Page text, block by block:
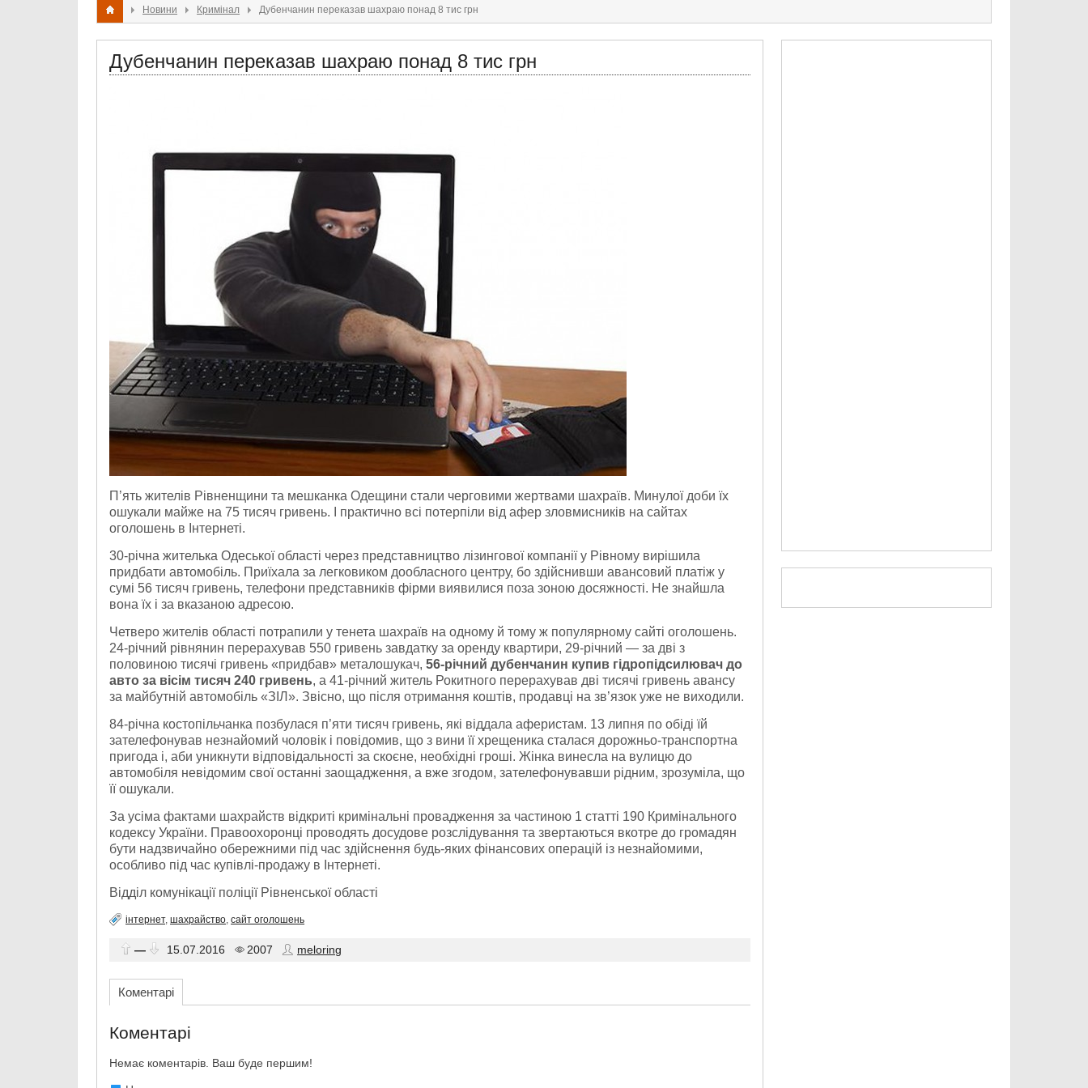
Новини Кримінал Дубенчанин переказав шахраю понад 8 тис грн
Дубенчанин переказав шахраю понад 8 тис грн
П’ять жителів Рівненщини та мешканка Одещини стали черговими жертвами шахраїв. Минулої доби їх
ошукали майже на 75 тисяч гривень. І практично всі потерпіли від аферзловмисників на сайтах
оголошень в Інтернеті.
30-річна жителька Одеської області через представництво лізингової компанії у Рівному вирішила
придбати автомобіль. Приїхала за легковиком дообласного центру, бо здійснивши авансовий платіж у
сумі 56 тисяч гривень, телефони представників фірми виявилися поза зоною досяжності. Не знайшла
вона їх і за вказаною адресою.
Четверо жителів області потрапили у тенета шахраїв на одному й тому ж популярному сайті оголошень.
24-річний рівнянин перерахував 550 гривень завдатку за оренду квартири, 29-річний — за дві з
половиною тисячі гривень «придбав» металошукач,56-річнийдубенчанин купив гідропідсилювач до
авто за вісім тисяч 240 гривень, а 41-річний житель Рокитного перерахував дві тисячі гривень авансу
за майбутній автомобіль «ЗІЛ». Звісно, що після отримання коштів, продавці на зв’язок уже не виходили.
84-річна костопільчанка позбулася п’яти тисяч гривень, які віддала аферистам. 13 липня по обіді їй
зателефонував незнайомий чоловік і повідомив, що з вини її хрещеника сталася дорожньо-транспортна
пригода і, аби уникнути відповідальності за скоєне, необхідні гроші. Жінка винесла на вулицю до
автомобіля невідомим свої останні заощадження, а вже згодом, зателефонувавши рідним, зрозуміла, що
її ошукали.
За усіма фактами шахрайств відкриті кримінальні провадження за частиною 1 статті 190 Кримінального
кодексу України. Правоохоронці проводять досудове розслідування та звертаються вкотре до громадян
бути надзвичайно обережними під час здійснення будь-яких фінансових операцій із незнайомими,
особливо під час купівлі-продажу в Інтернеті.
Відділ комунікації поліції Рівненської області
інтернет,шахрайство,сайт оголошень
— 15.07.2016 2007 meloring
Коментарі
Коментарі
Немає коментарів. Ваш буде першим!